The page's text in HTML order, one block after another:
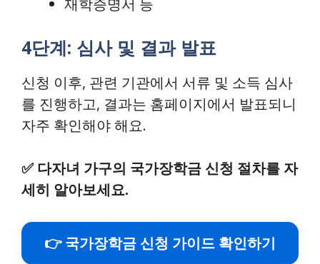
재학증명서 등
4단계: 심사 및 결과 발표
신청 이후, 관련 기관에서 서류 및 소득 심사
를 진행하고, 결과는 홈페이지에서 발표되니
자주 확인해야 해요.
✅ 다자녀 가구의 국가장학금 신청 절차를 자
세히 알아보세요.
👉 국가장학금 신청 가이드 확인하기